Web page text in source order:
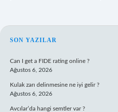
SIDEBAR
SON YAZILAR
Can I get a FIDE rating online ?
Ağustos 6, 2026
Kulak zarı delinmesine ne iyi gelir ?
Ağustos 6, 2026
Avcılar’da hangi semtler var ?